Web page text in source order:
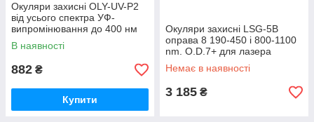
Окуляри захисні OLY-UV-P2
від усього спектра УФ-
випромінювання до 400 нм
для ламп "САПФІР",
"ПСОРОЛАЙТ", "psoroVIT"
В наявності
882 ₴
Купити
Окуляри захисні LSG-5В
оправа 8 190-450 і 800-1100
nm. O.D.7+ для лазера
діодного, неодимового
Немає в наявності
3 185 ₴